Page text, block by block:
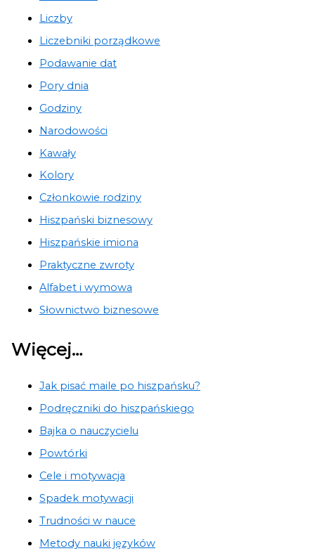
Liczby
Liczebniki porządkowe
Podawanie dat
Pory dnia
Godziny
Narodowości
Kawały
Kolory
Członkowie rodziny
Hiszpański biznesowy
Hiszpańskie imiona
Praktyczne zwroty
Alfabet i wymowa
Słownictwo biznesowe
Więcej…
Jak pisać maile po hiszpańsku?
Podręczniki do hiszpańskiego
Bajka o nauczycielu
Powtórki
Cele i motywacja
Spadek motywacji
Trudności w nauce
Metody nauki języków